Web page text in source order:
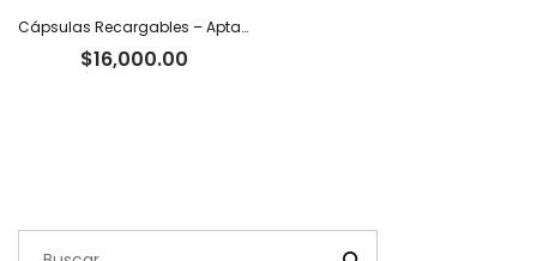
Cápsulas Recargables – Aptas Nespresso x 4
$16,000.00